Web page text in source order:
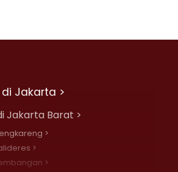
Jakarta >
Jakarta Barat >
>
>
>